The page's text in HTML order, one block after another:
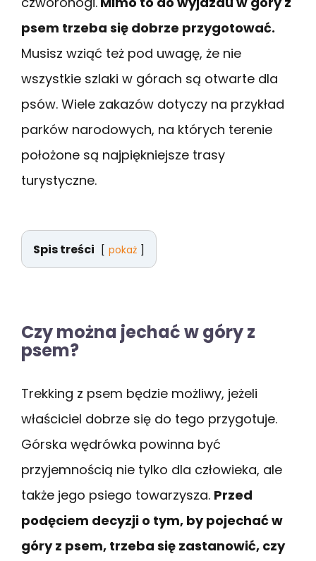
psem trzeba się dobrze przygotować.
Musisz wziąć też pod uwagę, że nie
wszystkie szlaki w górach są otwarte dla
psów. Wiele zakazów dotyczy na przykład
parków narodowych, na których terenie
położone są najpiękniejsze trasy
turystyczne.
Spis treści pokaż
Czy można jechać w góry z
psem?
Trekking z psem będzie możliwy, jeżeli
właściciel dobrze się do tego przygotuje.
Górska wędrówka powinna być
przyjemnością nie tylko dla człowieka, ale
także jego psiego towarzysza. Przed
podęciem decyzji o tym, by pojechać w
góry z psem, trzeba się zastanowić, czy